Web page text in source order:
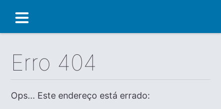
Erro 404
Ops... Este endereço está errado: